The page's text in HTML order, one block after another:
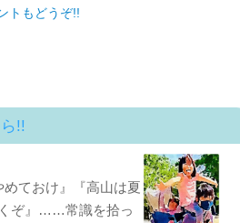
トもどうぞ!!
!!
めておけ』『高山は夏
ぞ』……常識を拾っ